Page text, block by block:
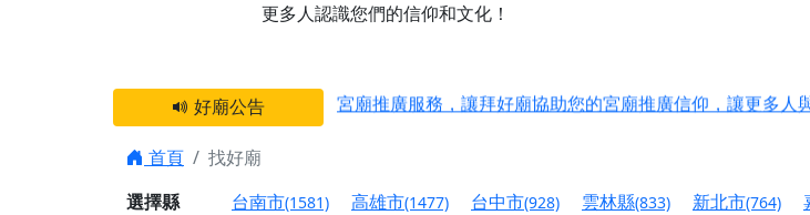
更多人認識您們的信仰和文化！
好廟公告
宮廟推廣服務，讓拜好廟協助您的宮廟推廣信仰，讓更多人
【台北北投 唭哩岸慈生宮】慶讚中元普渡法會，誠摯邀請
首頁
找好廟
選擇縣
台南市(1581) 高雄市(1477) 台中市(928) 雲林縣(833) 新北市(764)